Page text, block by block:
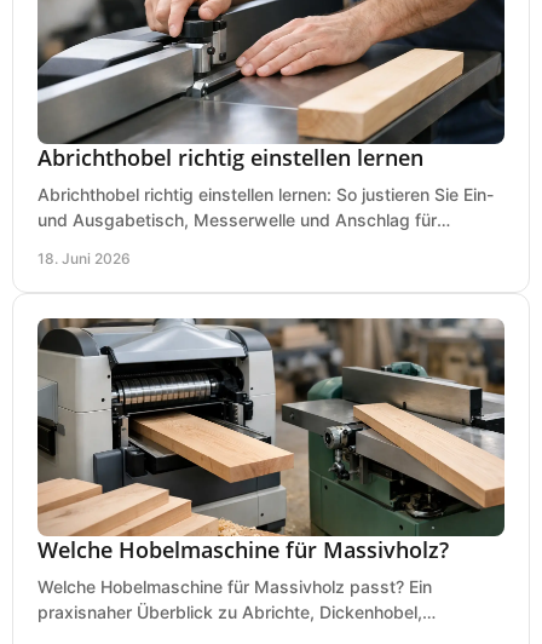
Abrichthobel richtig einstellen lernen
Abrichthobel richtig einstellen lernen: So justieren Sie Ein-
und Ausgabetisch, Messerwelle und Anschlag für
18. Juni 2026
Welche Hobelmaschine für Massivholz?
Welche Hobelmaschine für Massivholz passt? Ein
praxisnaher Überblick zu Abrichte, Dickenhobel,